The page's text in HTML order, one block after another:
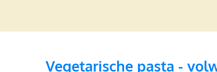
Vegetarische pasta -